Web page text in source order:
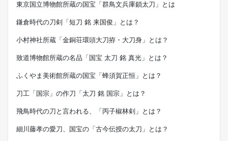
東京国立博物館所蔵の国宝「群鳥文兵庫鎖太刀」とは
鎌倉時代の刀剣「短刀 銘 来国俊」とは？
小村神社所蔵「金銅荘環頭大刀拵・大刀身」とは？
致道博物館所蔵の名品「国宝 太刀 銘 真光」とは？
ふくやま美術館所蔵の国宝「蜂須賀正恒」とは？
刀工「国宗」の作刀「太刀 銘 国宗」とは？
飛鳥時代の刀と言われる、「丙子椒林剣」とは？
細川藤孝の愛刀、国宝の「古今伝授の太刀」とは？